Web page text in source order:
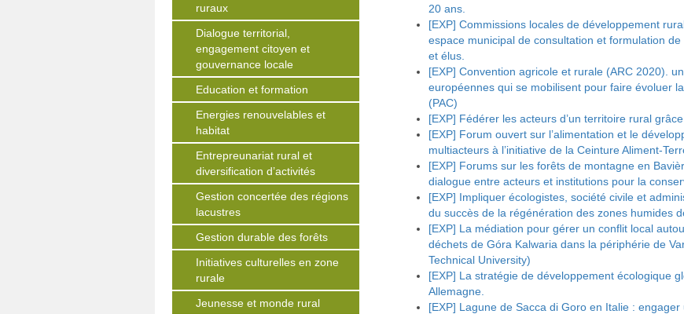
ruraux
Dialogue territorial,
engagement citoyen et
gouvernance locale
Education et formation
Energies renouvelables et
habitat
Entrepreunariat rural et
diversification d’activités
Gestion concertée des régions
lacustres
Gestion durable des forêts
Initiatives culturelles en zone
rurale
Jeunesse et monde rural
20 ans.
[EXP] Commissions locales de développement
espace municipal de consultation et formulation
et élus.
[EXP] Convention agricole et rurale (ARC 2020).
européennes qui se mobilisent pour faire évoluer
(PAC)
[EXP] Fédérer les acteurs d’un territoire rural
[EXP] Forum ouvert sur l’alimentation et le
multiacteurs à l’initiative de la Ceinture Aliment-
[EXP] Forums sur les forêts de montagne en
dialogue entre acteurs et institutions pour la
[EXP] Impliquer écologistes, société civile et
du succès de la régénération des zones humides
[EXP] La médiation pour gérer un conflit local
déchets de Góra Kalwaria dans la périphérie de
Technical University)
[EXP] La stratégie de développement écologique
Allemagne.
[EXP] Lagune de Sacca di Goro en Italie :